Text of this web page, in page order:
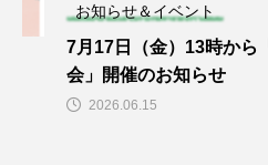
お知らせ＆イベント
7月17日（金）13時か
会」開催のお知らせ
2026.06.15